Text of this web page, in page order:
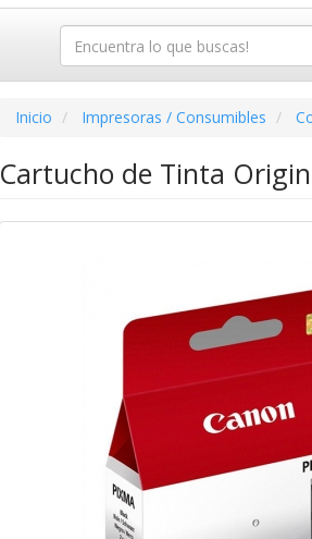
Inicio Impresoras / Consumibles
Cartucho de Tinta